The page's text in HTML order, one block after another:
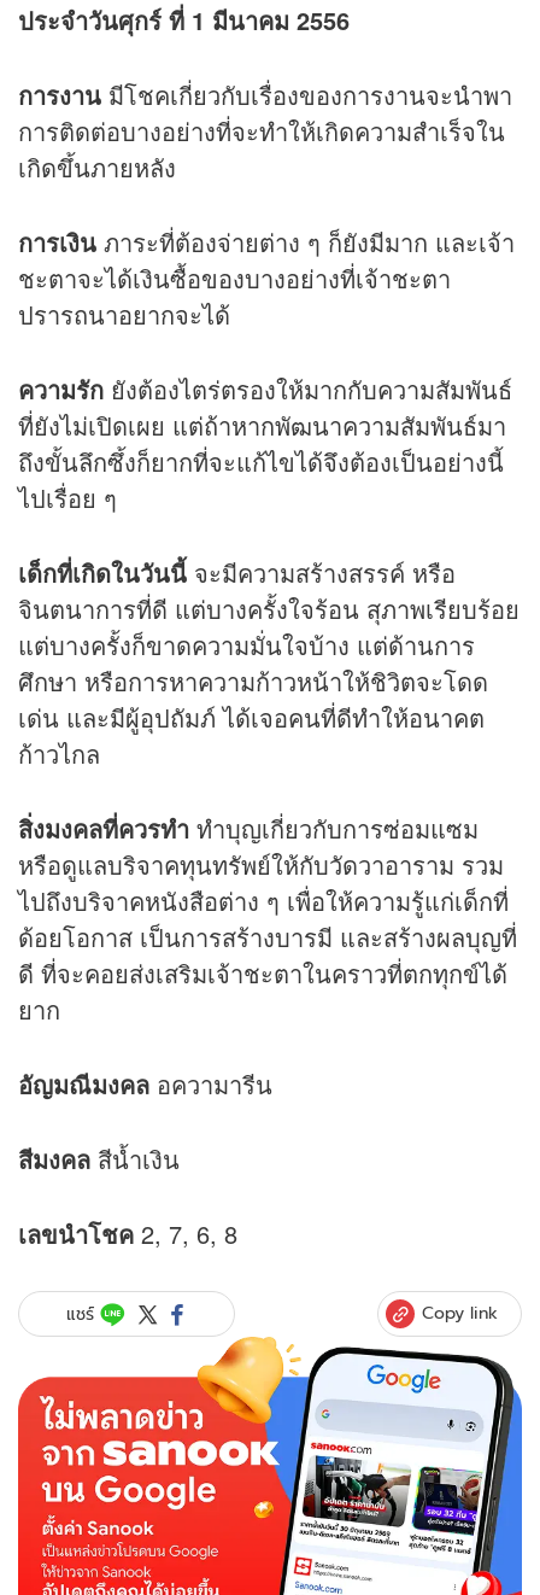
ประจำวันศุกร์ ที่ 1 มีนาคม 2556
การงาน มีโชคเกี่ยวกับเรื่องของการงานจะนำพา
การติดต่อบางอย่างที่จะทำให้เกิดความสำเร็จใน
เกิดขึ้นภายหลัง
การเงิน ภาระที่ต้องจ่ายต่าง ๆ ก็ยังมีมาก และเจ้า
ชะตาจะได้เงินซื้อของบางอย่างที่เจ้าชะตา
ปรารถนาอยากจะได้
ความรัก ยังต้องไตร่ตรองให้มากกับความสัมพันธ์
ที่ยังไม่เปิดเผย แต่ถ้าหากพัฒนาความสัมพันธ์มา
ถึงขั้นลึกซึ้งก็ยากที่จะแก้ไขได้จึงต้องเป็นอย่างนี้
ไปเรื่อย ๆ
เด็กที่เกิดในวันนี้ จะมีความสร้างสรรค์ หรือ
จินตนาการที่ดี แต่บางครั้งใจร้อน สุภาพเรียบร้อย
แต่บางครั้งก็ขาดความมั่นใจบ้าง แต่ด้านการ
ศึกษา หรือการหาความก้าวหน้าให้ชิวิตจะโดด
เด่น และมีผู้อุปถัมภ์ ได้เจอคนที่ดีทำให้อนาคต
ก้าวไกล
สิ่งมงคลที่ควรทำ ทำบุญเกี่ยวกับการซ่อมแซม
หรือดูแลบริจาคทุนทรัพย์ให้กับวัดวาอาราม รวม
ไปถึงบริจาคหนังสือต่าง ๆ เพื่อให้ความรู้แก่เด็กที่
ด้อยโอกาส เป็นการสร้างบารมี และสร้างผลบุญที่
ดี ที่จะคอยส่งเสริมเจ้าชะตาในคราวที่ตกทุกข์ได้
ยาก
อัญมณีมงคล อความารีน
สีมงคล สีน้ำเงิน
เลขนำโชค 2, 7, 6, 8
แชร์ Copy link